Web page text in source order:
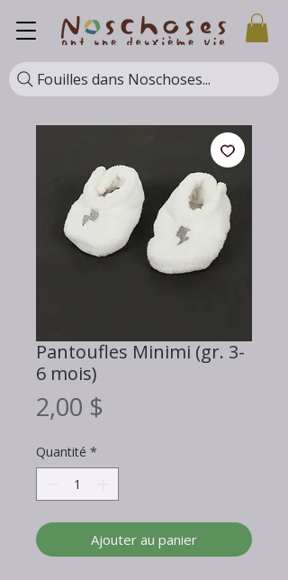
Fouilles dans Noschoses...
Pantoufles Minimi (gr. 3-
6 mois)
2,00 $
Quantité *
Ajouter au panier